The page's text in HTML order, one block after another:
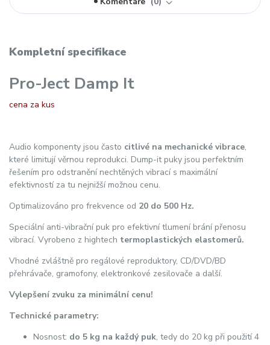
Kompletní specifikace
Pro-Ject Damp It
cena za kus
Audio komponenty jsou často citlivé na mechanické vibrace,
které limitují věrnou reprodukci. Dump-it puky jsou perfektním
řešením pro odstranění nechtěných vibrací s maximální
efektivností za tu nejnižší možnou cenu.
Optimalizováno pro frekvence od 20 do 500 Hz.
Speciální anti-vibrační puk pro efektivní tlumení brání přenosu
vibrací. Vyrobeno z hightech termoplastických elastomerů.
Vhodné zvláštně pro regálové reproduktory, CD/DVD/BD
přehrávače, gramofony, elektronkové zesilovače a další.
Vylepšení zvuku za minimální cenu!
Technické parametry:
Nosnost: do 5 kg na každý puk, tedy do 20 kg při použití 4